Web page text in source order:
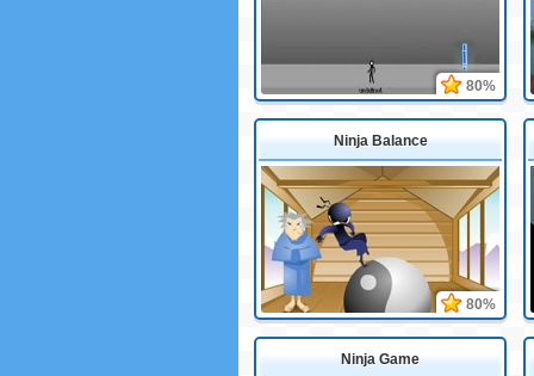
80%
Ninja Balance
80%
Ninja Game